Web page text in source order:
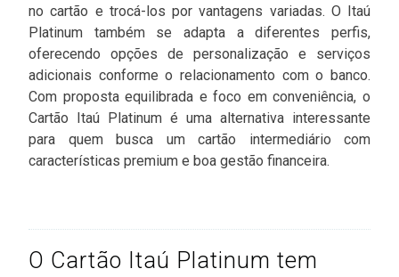
no cartão e trocá-los por vantagens variadas. O Itaú
Platinum também se adapta a diferentes perfis,
oferecendo opções de personalização e serviços
adicionais conforme o relacionamento com o banco.
Com proposta equilibrada e foco em conveniência, o
Cartão Itaú Platinum é uma alternativa interessante
para quem busca um cartão intermediário com
características premium e boa gestão financeira.
O Cartão Itaú Platinum tem